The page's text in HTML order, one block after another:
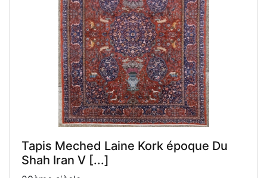
Tapis Meched Laine Kork époque Du
Shah Iran V [...]